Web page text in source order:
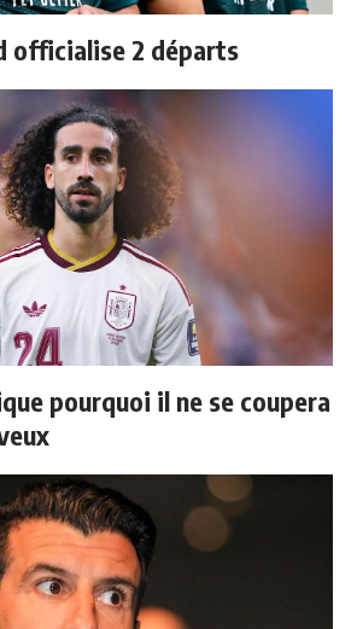
officialise 2 départs
pourquoi il ne se coupera